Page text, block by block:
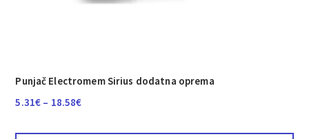
Punjač Electromem Sirius dodatna oprema
5.31€ – 18.58€Raspon
od